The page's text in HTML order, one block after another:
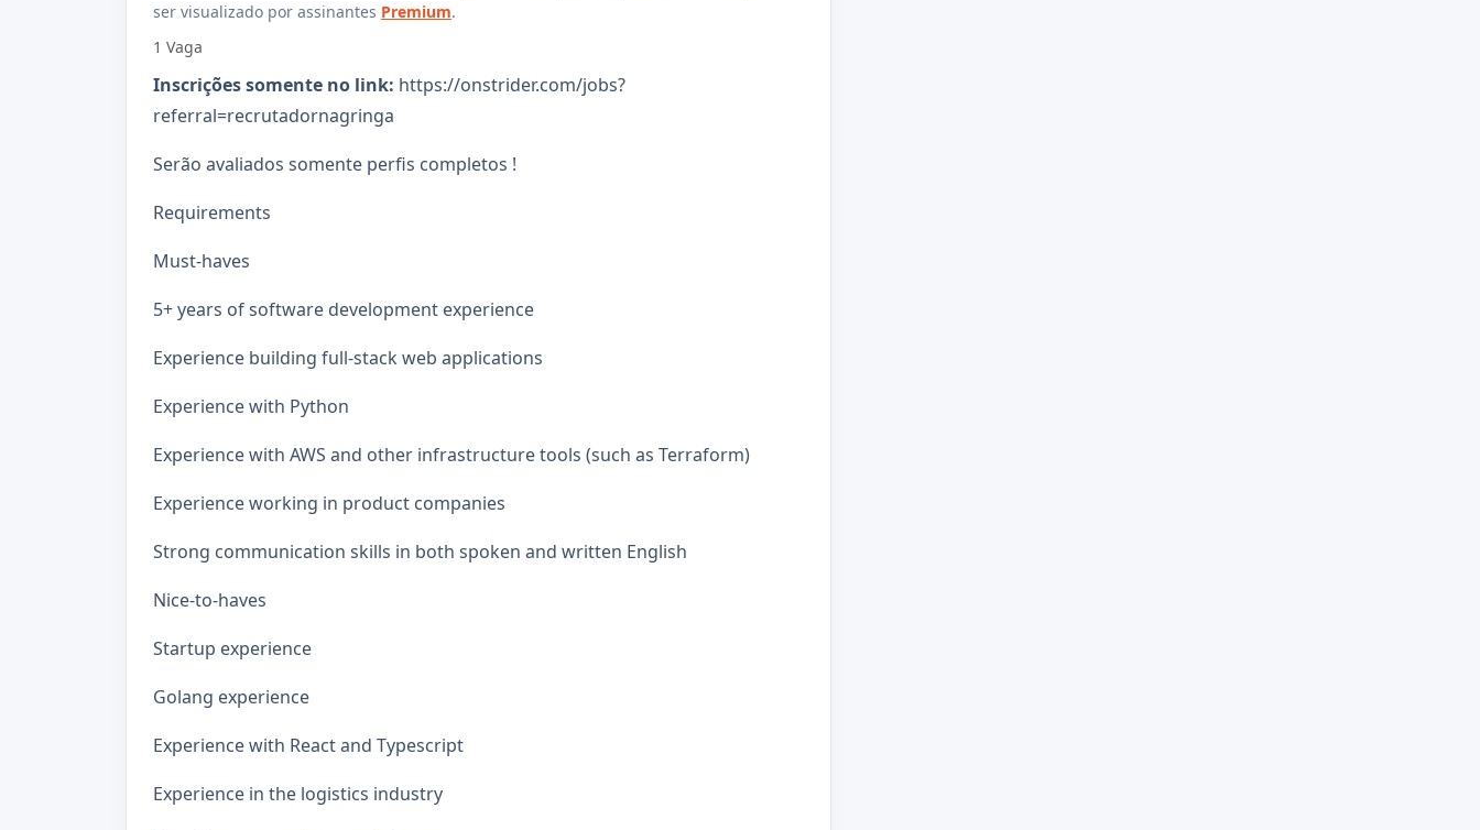
ser visualizado por assinantes Premium.
1 Vaga
Inscrições somente no link: https://onstrider.com/jobs?
referral=recrutadornagringa
Serão avaliados somente perfis completos !
Requirements
Must-haves
5+ years of software development experience
Experience building full-stack web applications
Experience with Python
Experience with AWS and other infrastructure tools (such as Terraform)
Experience working in product companies
Strong communication skills in both spoken and written English
Nice-to-haves
Startup experience
Golang experience
Experience with React and Typescript
Experience in the logistics industry